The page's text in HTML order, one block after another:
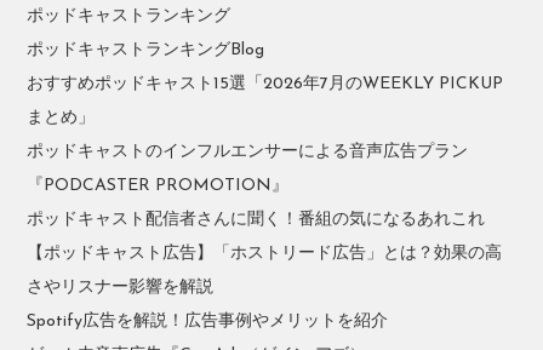
ポッドキャストランキング
ポッドキャストランキングBlog
おすすめポッドキャスト15選「2026年7月のWEEKLY PICKUP
まとめ」
ポッドキャストのインフルエンサーによる音声広告プラン
『PODCASTER PROMOTION』
ポッドキャスト配信者さんに聞く！番組の気になるあれこれ
【ポッドキャスト広告】「ホストリード広告」とは？効果の高
さやリスナー影響を解説
Spotify広告を解説！広告事例やメリットを紹介